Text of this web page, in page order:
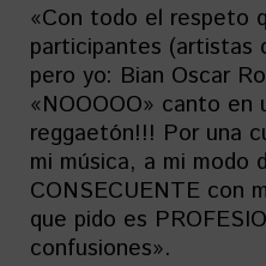
«Con todo el respeto
participantes (artistas
pero yo: Bian Oscar
«NOOOOO» canto en
reggaetón!!! Por una
mi música, a mi modo
CONSECUENTE con
que pido es
confusiones».